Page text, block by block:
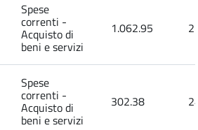
Spese
correnti -
Acquisto di
beni e servizi
1.062.95
Spese
correnti -
Acquisto di
beni e servizi
302.38